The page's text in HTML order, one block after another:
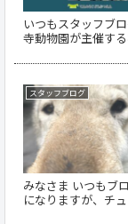
いつもスタッフブ
寺動物園が主催す
スタッフブログ
みなさま いつもブ
になりますが、チ